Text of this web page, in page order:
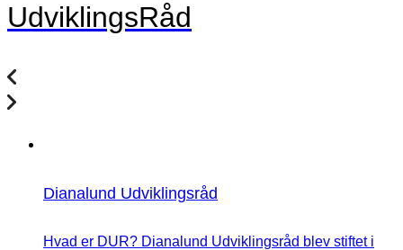
UdviklingsRåd
Dianalund Udviklingsråd
Hvad er DUR? Dianalund Udviklingsråd blev stiftet i